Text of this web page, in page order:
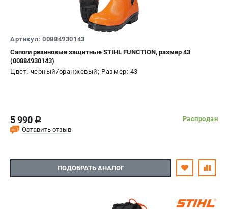
Артикул: 00884930143
Сапоги резиновые защитные STIHL FUNCTION, размер 43
(00884930143)
Цвет: черный/оранжевый; Размер: 43
5 990 c
Распродан
Оставить отзыв
ПОДОБРАТЬ АНАЛОГ